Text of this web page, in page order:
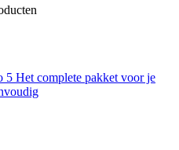
5 Het complete pakket voor je